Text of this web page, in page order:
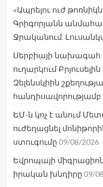
«Ապրելու ուժ
Գրիգորյանն
Ջրականում.
Սերբիայի նախագահ
ուղարկում
Զելենսկիին
հանդիսավորությամբ
ԵՄ-ն կոչ է անում
ուժեղացնել
ստուգումը 09/08/2026
Եվրոպայի
իրական խնդիրը 09/